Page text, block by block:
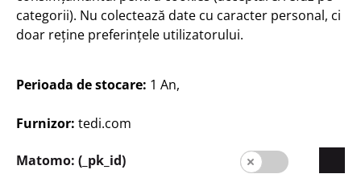
Carieră
Expansion
Contact
Clienți
categorii). Nu colectează date cu caracter personal, ci
doar reține preferințele utilizatorului.
Perioada de stocare: 1 An,
Furnizor: tedi.com
Matomo: (_pk_id)